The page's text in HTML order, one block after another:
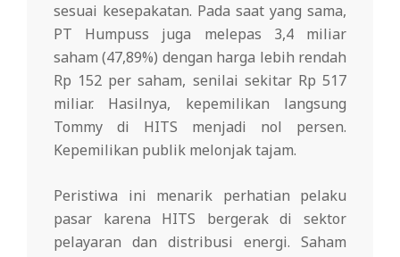
sesuai kesepakatan. Pada saat yang sama,
PT Humpuss juga melepas 3,4 miliar
saham (47,89%) dengan harga lebih rendah
Rp 152 per saham, senilai sekitar Rp 517
miliar. Hasilnya, kepemilikan langsung
Tommy di HITS menjadi nol persen.
Kepemilikan publik melonjak tajam.
Peristiwa ini menarik perhatian pelaku
pasar karena HITS bergerak di sektor
pelayaran dan distribusi energi. Saham